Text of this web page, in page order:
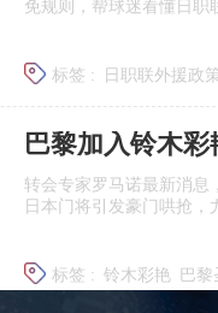
免规则，帮球迷看懂日职
标签 : 日职联外援政
J联赛提携国球员 日
巴黎加入铃木
转会专家罗马诺最新消息
日本门将引发豪门哄抢，
标签 : 铃木彩艳 巴黎